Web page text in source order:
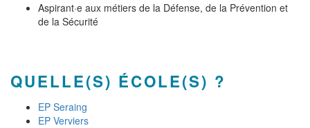
Aspirant·e aux métiers de la Défense, de la Prévention et
de la Sécurité
QUELLE(S) ÉCOLE(S) ?
EP Seraing
EP Verviers